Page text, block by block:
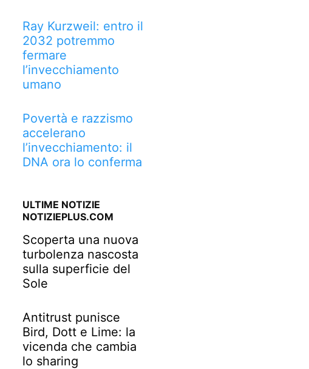
Ray Kurzweil: entro il
2032 potremmo
fermare
l’invecchiamento
umano
Povertà e razzismo
accelerano
l’invecchiamento: il
DNA ora lo conferma
ULTIME NOTIZIE
NOTIZIEPLUS.COM
Scoperta una nuova
turbolenza nascosta
sulla superficie del
Sole
Antitrust punisce
Bird, Dott e Lime: la
vicenda che cambia
lo sharing